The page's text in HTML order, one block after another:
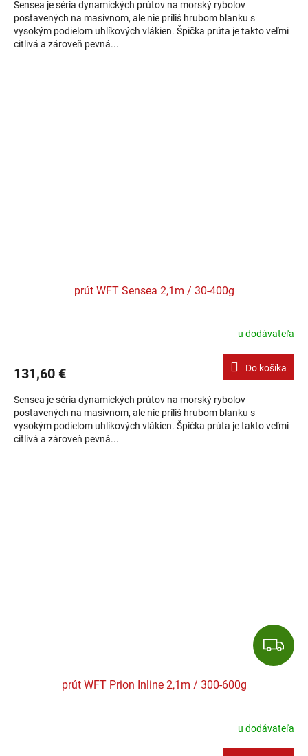
Sensea je séria dynamických prútov na morský rybolov
postavených na masívnom, ale nie príliš hrubom blanku s
vysokým podielom uhlíkových vlákien. Špička prúta je takto veľmi
citlivá a zároveň pevná...
prút WFT Sensea 2,1m / 30-400g
u dodávateľa
131,60 € Do košíka
Sensea je séria dynamických prútov na morský rybolov
postavených na masívnom, ale nie príliš hrubom blanku s
vysokým podielom uhlíkových vlákien. Špička prúta je takto veľmi
citlivá a zároveň pevná...
prút WFT Prion Inline 2,1m / 300-600g
u dodávateľa